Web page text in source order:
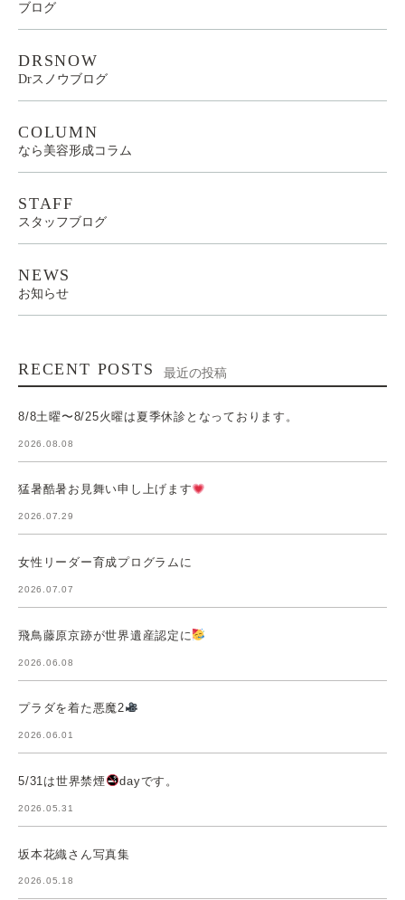
ブログ
DRSNOW
Drスノウブログ
COLUMN
なら美容形成コラム
STAFF
スタッフブログ
NEWS
お知らせ
RECENT POSTS 最近の投稿
8/8土曜〜8/25火曜は夏季休診となっております。
2026.08.08
猛暑酷暑お見舞い申し上げます
2026.07.29
女性リーダー育成プログラムに
2026.07.07
飛鳥藤原京跡が世界遺産認定に
2026.06.08
プラダを着た悪魔2
2026.06.01
5/31は世界禁煙 dayです。
2026.05.31
坂本花織さん写真集
2026.05.18